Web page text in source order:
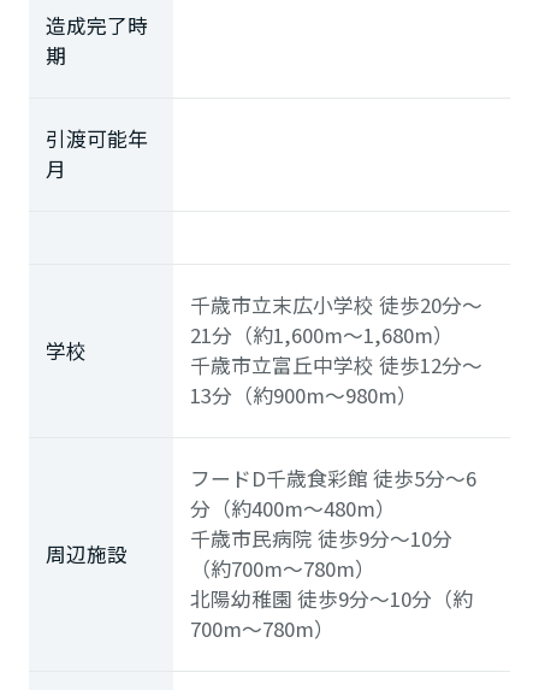
造成完了時
期
引渡可能年
月
学校
千歳市立末広小学校徒歩20分～
21分（約1,600m～1,680m）
千歳市立富丘中学校徒歩12分～
13分（約900m～980m）
周辺施設
フードD千歳食彩館徒歩5分～6
分（約400m～480m）
千歳市民病院徒歩9分～10分
（約700m～780m）
北陽幼稚園徒歩9分～10分（約
700m～780m）